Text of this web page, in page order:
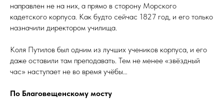
направлен не на них, а прямо в сторону Морского
кадетского корпуса. Как будто сейчас 1827 год, и его только
назначили директором училища.
Коля Путилов был одним из лучших учеников корпуса, и его
даже оставили там преподавать. Тем не менее «звёздный
час» наступает не во время учёбы…
По Благовещенскому мосту